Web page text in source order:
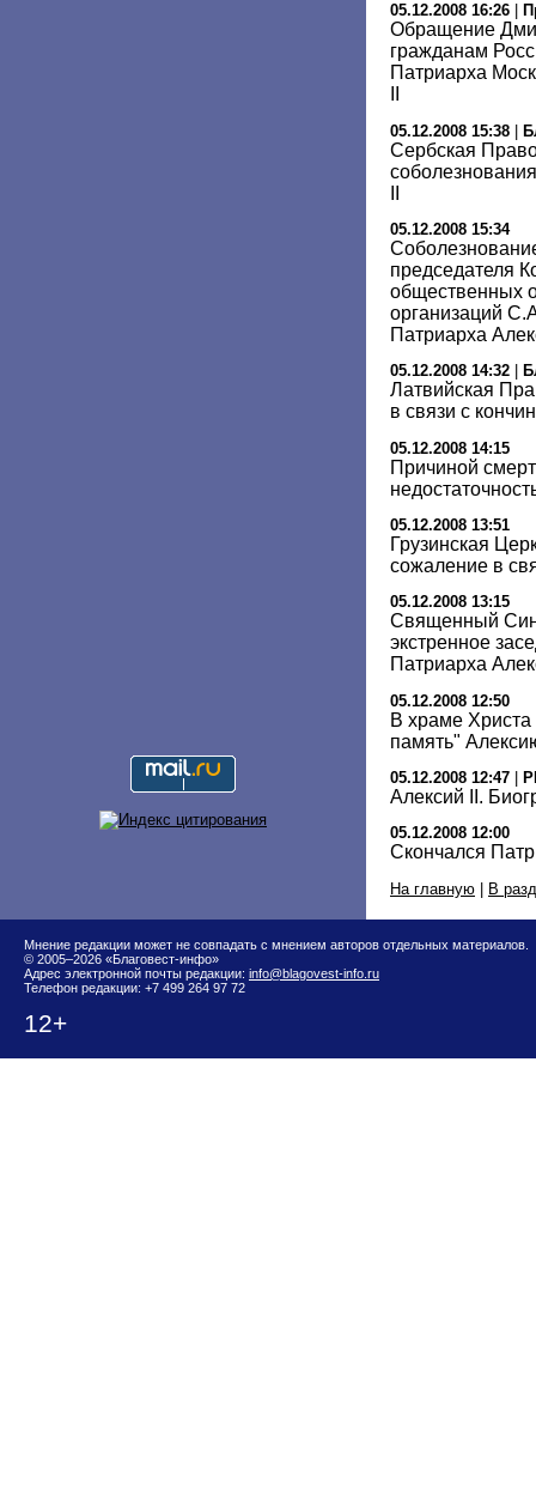
05.12.2008 16:26
Обращение
гражданам
Патриарха
05.12.2008 15:38 |
Сербская
05.12.2008 15:34
председателя
общественных
организаций
Патриарха
05.12.2008 14:32
Латвийская
в связи с
05.12.2008 14:15
Причиной
05.12.2008 13:51
Грузинская
сожаление в
05.12.2008 13:15
Священный
экстренное
Патриарха
05.12.2008 12:50
В храме
память"
05.12.2008 12:47
Алексий II.
05.12.2008 12:00
Скончался
На главную | В
Мнение редакции может не совпадать с мнением авторов отдельных материалов.
© 2005–2026 «Благовест-инфо»
Адрес электронной почты редакции: info@blagovest-info.ru
Телефон редакции: +7 499 264 97 72
12+